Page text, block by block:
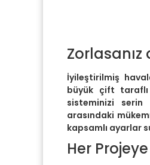
Zorlasanız
İyileştirilmiş
büyük çift taraflı
sisteminizi
arasındaki
kapsamlı ayarlar
Her